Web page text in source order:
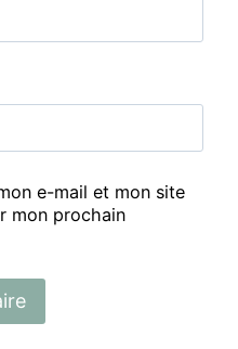
e-mail et mon site
mon prochain